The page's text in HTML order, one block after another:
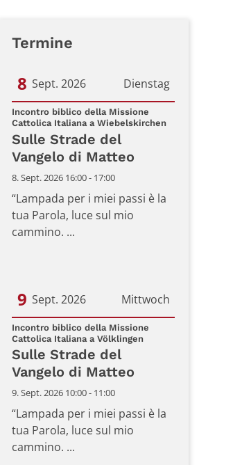
Termine
Dienstag
8 Sept. 2026
Datum: 8. September 2026
Incontro biblico della Missione
Cattolica Italiana a Wiebelskirchen:
Sulle Strade del
Vangelo di Matteo
8. Sept. 2026 16:00 - 17:00
“Lampada per i miei passi è la
tua Parola, luce sul mio
cammino. ...
Mittwoch
9 Sept. 2026
Datum: 9. September 2026
Incontro biblico della Missione
Cattolica Italiana a Völklingen:
Sulle Strade del
Vangelo di Matteo
9. Sept. 2026 10:00 - 11:00
“Lampada per i miei passi è la
tua Parola, luce sul mio
cammino. ...